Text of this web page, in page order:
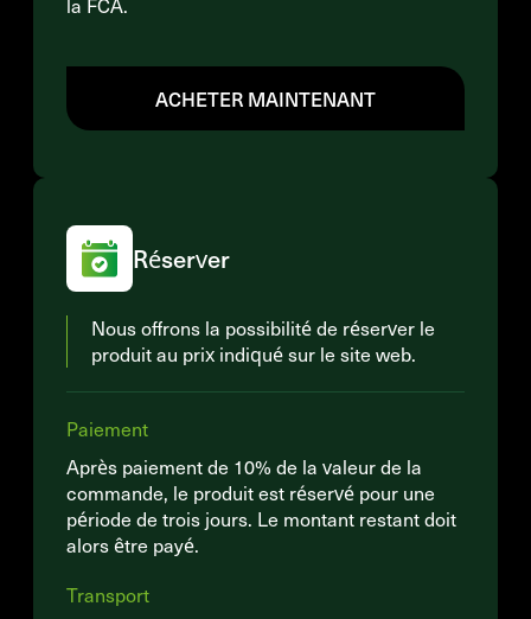
la FCA.
ACHETER MAINTENANT
Réserver
Nous offrons la possibilité de réserver le
produit au prix indiqué sur le site web.
Paiement
Après paiement de 10% de la valeur de la
commande, le produit est réservé pour une
période de trois jours. Le montant restant doit
alors être payé.
Transport